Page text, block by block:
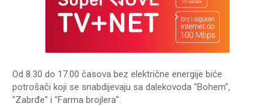
Od 8.30 do 17.00 časova bez električne energije biće
potrošači koji se snabdijevaju sa dalekovoda "Bohem",
"Zabrđe" i "Farma brojlera".